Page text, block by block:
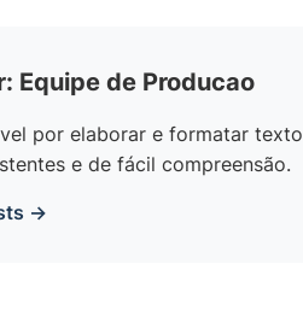
Equipe de Producao
por elaborar e formatar
e de fácil compreensão.
→